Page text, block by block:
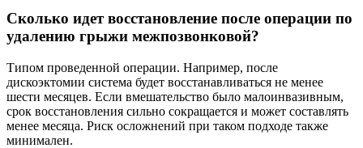
Сколько идет восстановление после операции по
удалению грыжи межпозвонковой?
Типом проведенной операции. Например, после
дискоэктомии система будет восстанавливаться не менее
шести месяцев. Если вмешательство было малоинвазивным,
срок восстановления сильно сокращается и может составлять
менее месяца. Риск осложнений при таком подходе также
минимален.